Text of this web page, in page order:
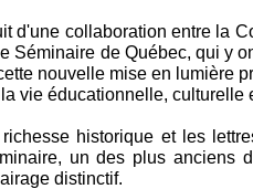
d'une collaboration entre la
Séminaire de Québec, qui y
nouvelle mise en lumière
vie éducationnelle, culturelle
historique et les
un des plus anciens
distinctif.